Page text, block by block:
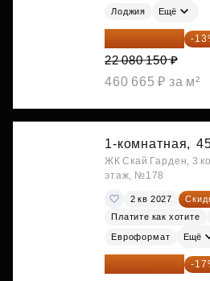
Лоджия Ещё
19 209 731 ₽ -
22 080 150 ₽
460 665 ₽ за м²
1-комнатная,
ЖК Скай Гарден, 3
этаж, №178
2 кв 2027
Платите как хотите
Евроформат Ещё
19 292 105 ₽ -